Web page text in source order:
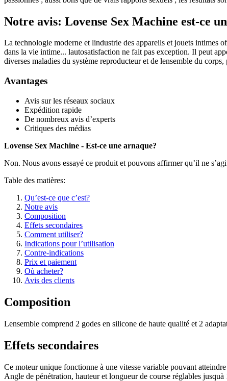
Notre avis: Lovense Sex Machine est-ce
La technologie moderne et lindustrie des appareils et jouets intimes
dans la vie intime... lautosatisfaction ne fait pas exception. Il peut
diverses maladies du système reproducteur et de lensemble du
Avantages
Avis sur les réseaux sociaux
Expédition rapide
De nombreux avis d’experts
Critiques des médias
Lovense Sex Machine - Est-ce une arnaque?
Non. Nous avons essayé ce produit et pouvons affirmer qu’il ne
Table des matières:
Qu’est-ce que c’est?
Notre avis
Composition
Effets secondaires
Comment utiliser?
Indications pour l’utilisation
Contre-indications
Prix et paiement
Où acheter?
Avis des clients
Composition
Lensemble comprend 2 godes en silicone de haute qualité et 2
Effets secondaires
Ce moteur unique fonctionne à une vitesse variable pouvant
Angle de pénétration, hauteur et longueur de course réglables jusquà